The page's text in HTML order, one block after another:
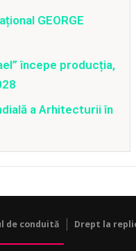
GEORGE
începe producția,
a Arhitecturii în
de conduită Drept la